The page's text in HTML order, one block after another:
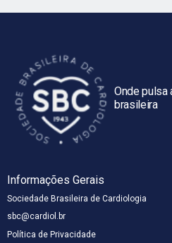
Onde pulsa
brasileira
Informações Gerais
Sociedade Brasileira de Cardiologia
sbc@cardiol.br
Política de Privacidade